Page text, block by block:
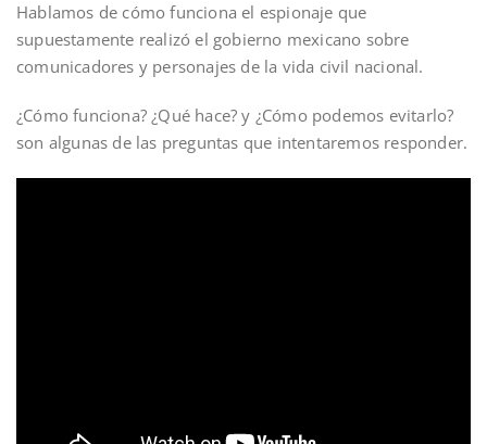
Hablamos de cómo funciona el espionaje que
supuestamente realizó el gobierno mexicano sobre
comunicadores y personajes de la vida civil nacional.
¿Cómo funciona? ¿Qué hace? y ¿Cómo podemos evitarlo?
son algunas de las preguntas que intentaremos responder.